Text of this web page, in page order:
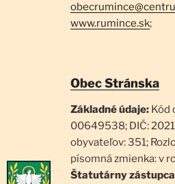
www.rumince.sk;
Obec Stránska
Základné údaje: Kód
00649538; DIČ:
obyvateľov: 351;
písomná zmienka: v
Štatutárny